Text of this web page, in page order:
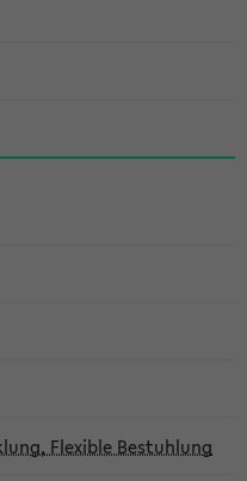
Flexible Bestuhlung